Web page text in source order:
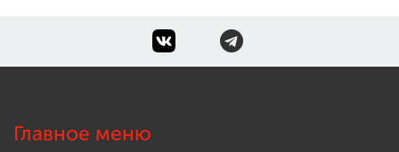
Главное меню